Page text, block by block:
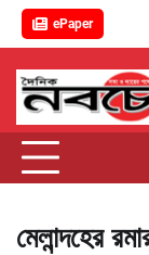
ePaper
content
মেলান্দহের